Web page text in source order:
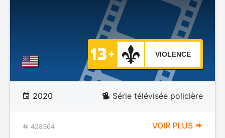
VIOLENCE
2020 Série télévisée policière
428364 VOIR PLUS